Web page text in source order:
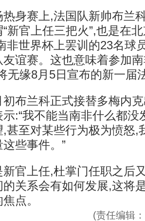
赛上,法国队新帅布兰
新官上任三把火”,也是在
非世界杯上罢训的23名球
谊赛。这也意味着参加
无缘8月5日宣布的新一届
兰科正式接替多梅内克
:“我不能当南非什么都没
甚至对某些行为极为愤怒,
些事件。”
上任,杜掌门任职之后
关系会有如何发展,这将
点。
(责任编辑